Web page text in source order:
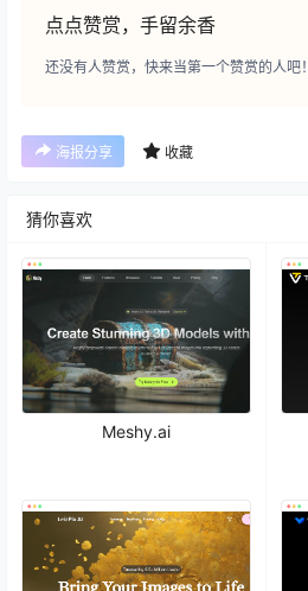
点点赞赏，手留余香
还没有人赞赏，快来当第一个赞赏的人吧！
海报分享 收藏
猜你喜欢
Meshy.ai